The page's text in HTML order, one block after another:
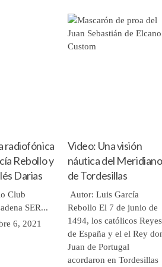
radiofónica
Rebollo y
Darias
Club
SER...
6, 2021
Video: Una visión
náutica del Meridiano
de Tordesillas
Autor: Luis García
Rebollo El 7 de junio de
1494, los católicos Reyes
de España y el el Rey
Juan de Portugal
acordaron en Tordesillas